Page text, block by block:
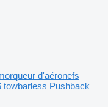
d'aéronefs
towbarless Pushback